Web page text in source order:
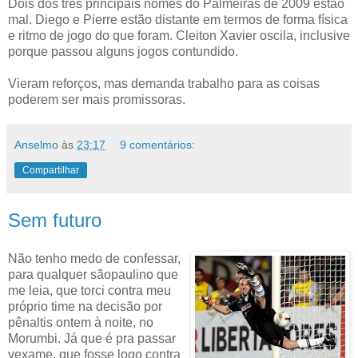
Dois dos três principais nomes do Palmeiras de 2009 estão
mal. Diego e Pierre estão distante em termos de forma física
e ritmo de jogo do que foram. Cleiton Xavier oscila, inclusive
porque passou alguns jogos contundido.
Vieram reforços, mas demanda trabalho para as coisas
poderem ser mais promissoras.
Anselmo às 23:17 9 comentários:
Compartilhar
Sem futuro
Não tenho medo de confessar,
para qualquer sãopaulino que
me leia, que torci contra meu
próprio time na decisão por
pênaltis ontem à noite, no
Morumbi. Já que é pra passar
vexame, que fosse logo contra